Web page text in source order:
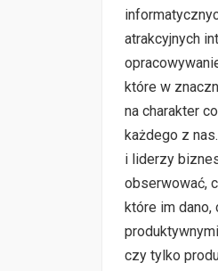
atrakcyjnych
które w
na charakter
każdego z
i liderzy
obserwować,
które im dano,
czy tylko